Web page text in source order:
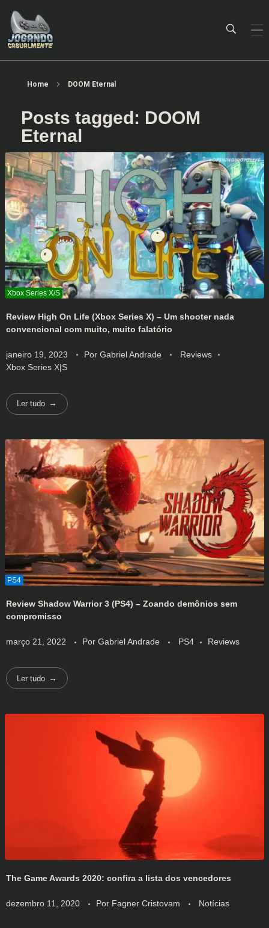
Home DOOM Eternal
Posts tagged: DOOM
Eternal
Review High On Life (Xbox Series X) – Um shooter nada
convencional com muito, muito falatório
janeiro 19, 2023 Por Gabriel Andrade
Reviews
Xbox Series X|S
Ler tudo
Review Shadow Warrior 3 (PS4) – Zoando demônios sem
compromisso
março 21, 2022 Por Gabriel Andrade PS4 Reviews
Ler tudo
The Game Awards 2020: confira a lista dos vencedores
dezembro 11, 2020 Por Fagner Cristovam Notícias